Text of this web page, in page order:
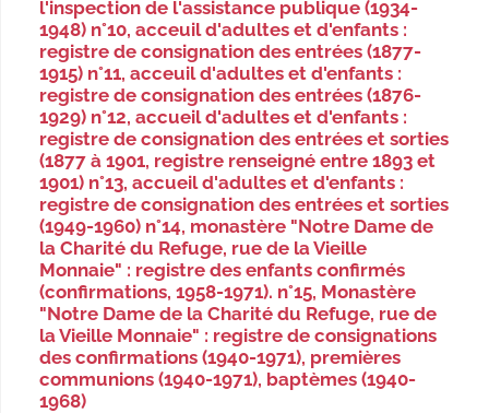
l'inspection de l'assistance publique (1934-
1948) n°10, acceuil d'adultes et d'enfants :
registre de consignation des entrées (1877-
1915) n°11, acceuil d'adultes et d'enfants :
registre de consignation des entrées (1876-
1929) n°12, accueil d'adultes et d'enfants :
registre de consignation des entrées et sorties
(1877 à 1901, registre renseigné entre 1893 et
1901) n°13, accueil d'adultes et d'enfants :
registre de consignation des entrées et sorties
(1949-1960) n°14, monastère "Notre Dame de
la Charité du Refuge, rue de la Vieille
Monnaie" : registre des enfants confirmés
(confirmations, 1958-1971). n°15, Monastère
"Notre Dame de la Charité du Refuge, rue de
la Vieille Monnaie" : registre de consignations
des confirmations (1940-1971), premières
communions (1940-1971), baptèmes (1940-
1968)